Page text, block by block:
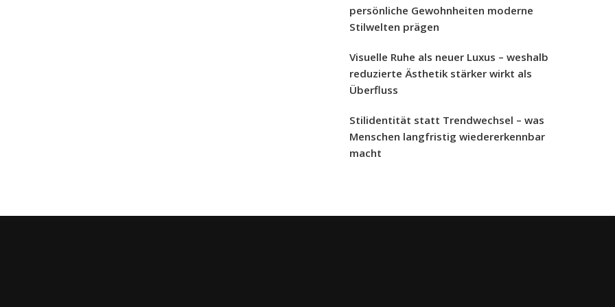
persönliche Gewohnheiten moderne
Stilwelten prägen
Visuelle Ruhe als neuer Luxus – weshalb
reduzierte Ästhetik stärker wirkt als
Überfluss
Stilidentität statt Trendwechsel – was
Menschen langfristig wiedererkennbar
macht